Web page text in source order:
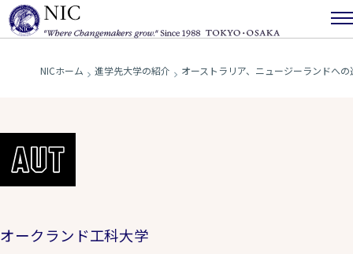
NICホーム 進学先大学の紹介 オーストラリア、ニュージーランドへの
オークランド工科大学